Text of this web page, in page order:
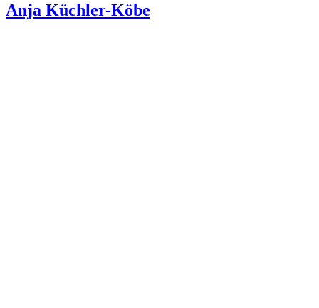
Anja Küchler-Köbe